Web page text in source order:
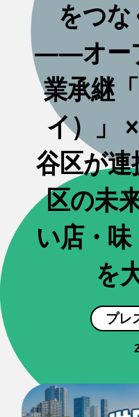
をつな
——オー
業承継
イ）」
谷区が
区の未
い店・
を
プレ